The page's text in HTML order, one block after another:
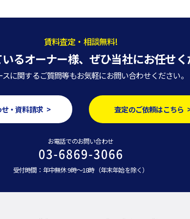
賃料査定・相談無料!
るオーナー様、ぜひ当社にお任せ
スに関するご質問等もお気軽にお問い合わせください。
・資料請求 > 査定のご依頼はこちら
お電話でのお問い合わせ
受付時間：年中無休 9時～18時（年末年始を除く）